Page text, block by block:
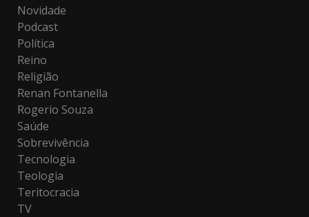
Novidade
Podcast
Política
Reino
Religião
Renan Fontanella
Rogerio Souza
Saúde
Sobrevivência
Tecnologia
Teologia
Teritocracia
TV